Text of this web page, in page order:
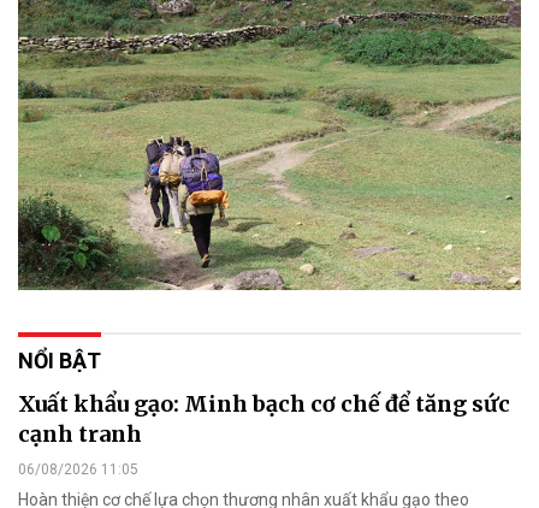
NỔI BẬT
Xuất khẩu gạo: Minh bạch cơ chế để tăng sức
cạnh tranh
06/08/2026 11:05
Hoàn thiện cơ chế lựa chọn thương nhân xuất khẩu gạo theo